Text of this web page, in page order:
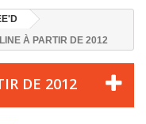
À PARTIR DE 2012
DE 2012